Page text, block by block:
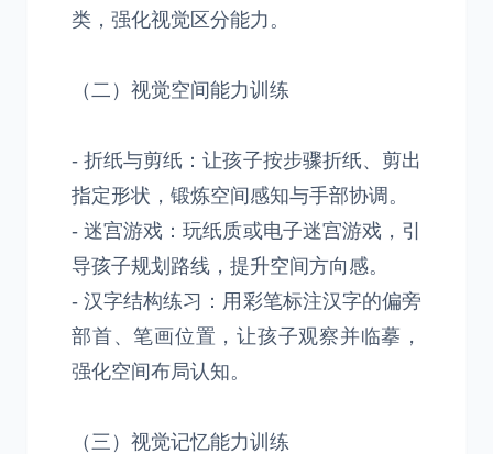
类，强化视觉区分能力。
（二）视觉空间能力训练
- 折纸与剪纸：让孩子按步骤折纸、剪出
指定形状，锻炼空间感知与手部协调。
- 迷宫游戏：玩纸质或电子迷宫游戏，引
导孩子规划路线，提升空间方向感。
- 汉字结构练习：用彩笔标注汉字的偏旁
部首、笔画位置，让孩子观察并临摹，
强化空间布局认知。
（三）视觉记忆能力训练